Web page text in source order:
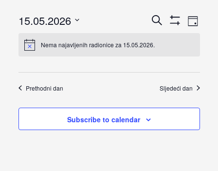
Search
and
Views
Search
PokažiDan
15.05.2026
Odaberite
Nema najavljenih radionice za 15.05.2026.
Prethodni dan Sljedeći dan
Subscribe to calendar